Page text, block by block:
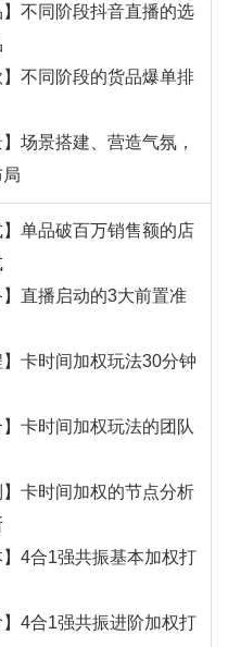
】不同阶段抖音直播的选
】不同阶段的货品爆单排
】场景搭建、营造气氛，
】单品破百万销售额的店
】直播启动的3大前置准
】卡时间加权玩法30分钟
】卡时间加权玩法的团队
】卡时间加权的节点分析
】4合1强共振基本加权打
】4合1强共振进阶加权打